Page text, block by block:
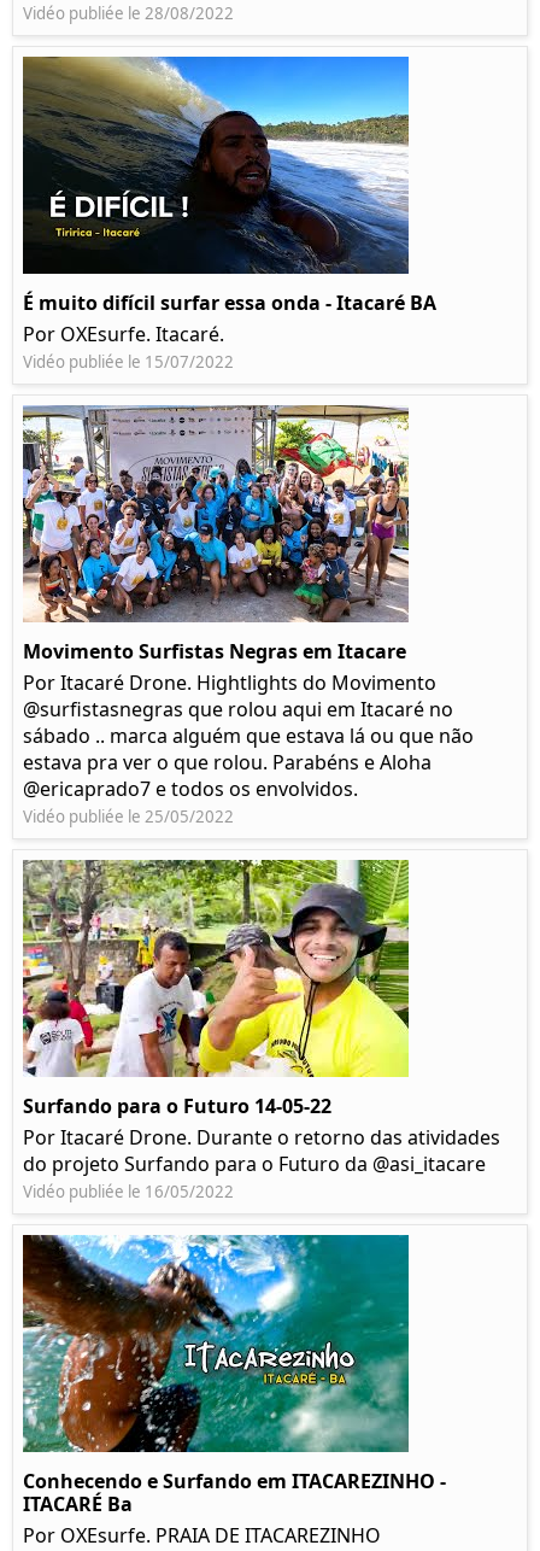
Vidéo publiée le 28/08/2022
É muito difícil surfar essa onda - Itacaré BA
Por OXEsurfe. Itacaré.
Vidéo publiée le 15/07/2022
Movimento Surfistas Negras em Itacare
Por Itacaré Drone. Hightlights do Movimento
@surfistasnegras que rolou aqui em Itacaré no
sábado .. marca alguém que estava lá ou que não
estava pra ver o que rolou. Parabéns e Aloha
@ericaprado7 e todos os envolvidos.
Vidéo publiée le 25/05/2022
Surfando para o Futuro 14-05-22
Por Itacaré Drone. Durante o retorno das atividades
do projeto Surfando para o Futuro da @asi_itacare
Vidéo publiée le 16/05/2022
Conhecendo e Surfando em ITACAREZINHO -
ITACARÉ Ba
Por OXEsurfe. PRAIA DE ITACAREZINHO